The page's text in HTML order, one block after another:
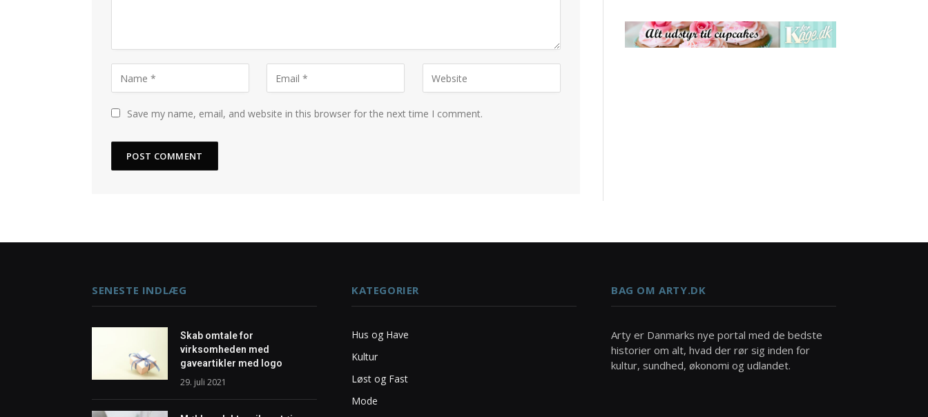
Save my name, email, and website in this browser for the next time I comment.
SENESTE INDLÆG
Skab omtale for
virksomheden med
gaveartikler med logo
29. juli 2021
KATEGORIER
Hus og Have
Kultur
Løst og Fast
Mode
BAG OM ARTY.DK
Arty er Danmarks nye portal med de bedste
historier om alt, hvad der rør sig inden for
kultur, sundhed, økonomi og udlandet.